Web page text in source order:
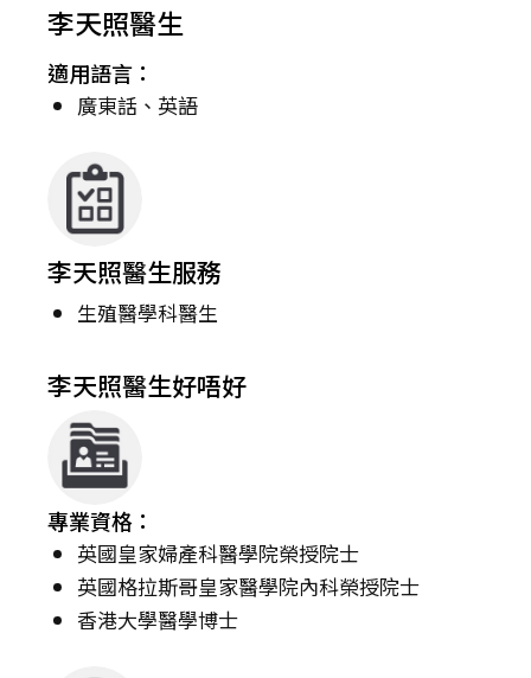
李天照醫生
適用語言：
廣東話、英語
李天照醫生服務
生殖醫學科醫生
李天照醫生好唔好
專業資格：
英國皇家婦產科醫學院榮授院士
英國格拉斯哥皇家醫學院內科榮授院士
香港大學醫學博士